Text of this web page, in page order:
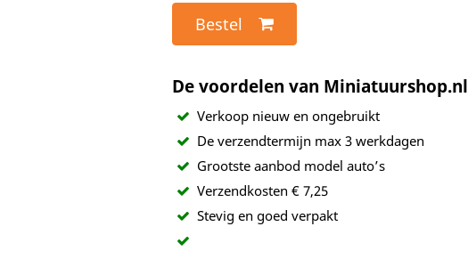
Bestel
De voordelen van Miniatuurshop.nl
Verkoop nieuw en ongebruikt
De verzendtermijn max 3 werkdagen
Grootste aanbod model auto’s
Verzendkosten € 7,25
Stevig en goed verpakt